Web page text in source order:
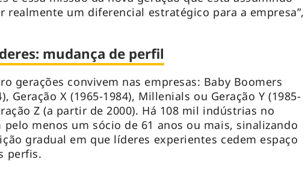
realmente um diferencial estratégico para a empresa”,
mudança de perfil
gerações convivem nas empresas: Baby Boomers
Geração X (1965-1984), Millenials ou Geração Y (1985-
Z (a partir de 2000). Há 108 mil indústrias no
pelo menos um sócio de 61 anos ou mais, sinalizando
gradual em que líderes experientes cedem espaço
perfis.